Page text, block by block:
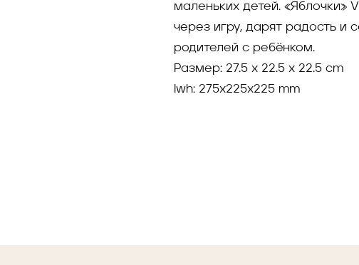
маленьких детей. «Яблочки»
через игру, дарят радость
родителей с ребёнком.
Размер: 27.5 x 22.5 x 22.5 cm
lwh: 275x225x225 mm